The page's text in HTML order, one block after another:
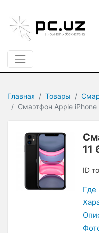
Главная Товары
Смартфон Apple iPhone
11
ID
Где